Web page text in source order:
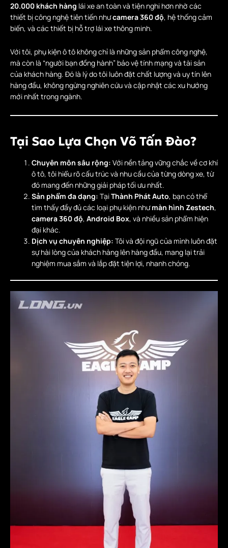
20.000 khách hàng lái xe an toàn và tiện nghi hơn nhờ các
thiết bị công nghệ tiên tiến nhưcamera 360 độ, hệ thống cảm
biến, và các thiết bị hỗ trợ lái xe thông minh.
Với tôi, phụ kiện ô tô không chỉ là những sản phẩm công nghệ,
mà còn là “người bạn đồng hành” bảo vệ tính mạng và tài sản
của khách hàng. Đó là lý do tôi luôn đặt chất lượng và uy tín lên
hàng đầu, không ngừng nghiên cứu và cập nhật các xu hướng
mới nhất trong ngành.
Tại Sao Lựa Chọn Võ Tấn Đào?
Chuyên môn sâu rộng: Với nền tảng vững chắc về cơ khí
ô tô, tôi hiểu rõ cấu trúc và nhu cầu của từng dòng xe, từ
đó mang đến những giải pháp tối ưu nhất.
Sản phẩm đa dạng: TạiThành Phát Auto, bạn có thể
tìm thấy đầy đủ các loại phụ kiện nhưmàn hình Zestech,
camera 360 độ, Android Box, và nhiều sản phẩm hiện
đại khác.
Dịch vụ chuyên nghiệp: Tôi và đội ngũ của mình luôn đặt
sự hài lòng của khách hàng lên hàng đầu, mang lại trải
nghiệm mua sắm và lắp đặt tiện lợi, nhanh chóng.